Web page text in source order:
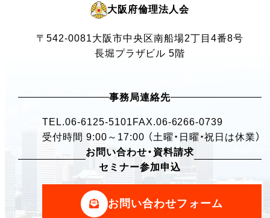
大阪府倫理法人会
〒542-0081大阪市中央区南船場2丁目4番8号
長堀プラザビル 5階
事務局連絡先
TEL.06-6125-5101 FAX.06-6266-0739
受付時間 9:00～17:00 （土曜・日曜・祝日は休業）
お問い合わせ・資料請求
セミナー参加申込
お問い合わせフォーム